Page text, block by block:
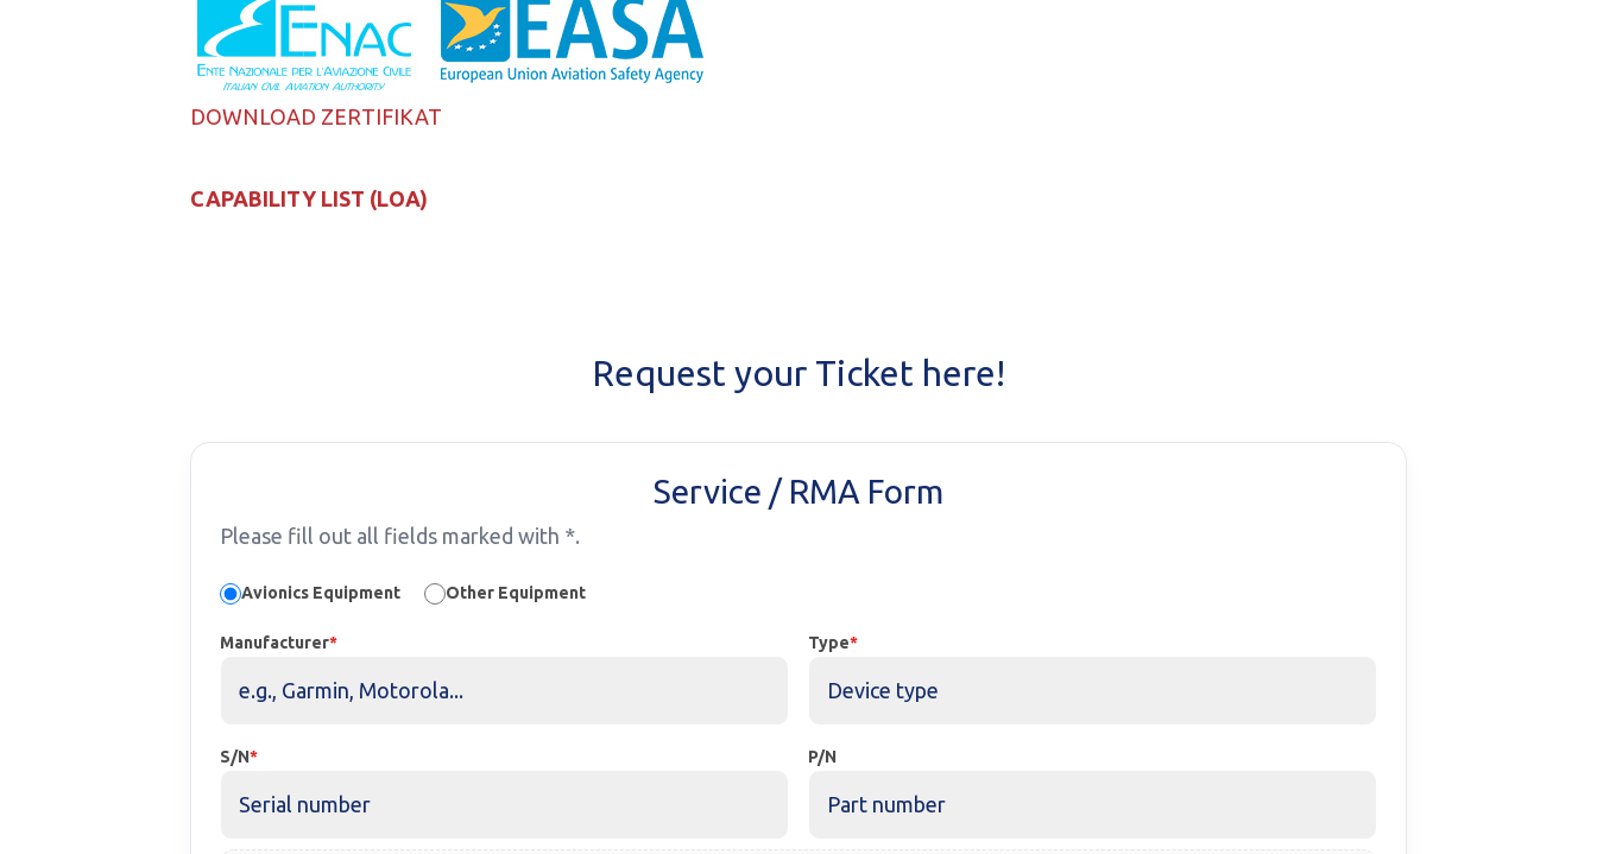
DOWNLOAD ZERTIFIKAT
CAPABILITY LIST (LOA)
Request your Ticket here!
Service / RMA Form
Please fill out all fields marked with *.
Avionics Equipment Other Equipment
Manufacturer Type
S/N P/N